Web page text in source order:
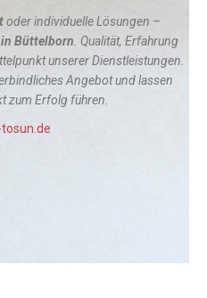
oder individuelle Lösungen –
Büttelborn . Qualität, Erfahrung
unserer Dienstleistungen.
Angebot und lassen
zum Erfolg führen.